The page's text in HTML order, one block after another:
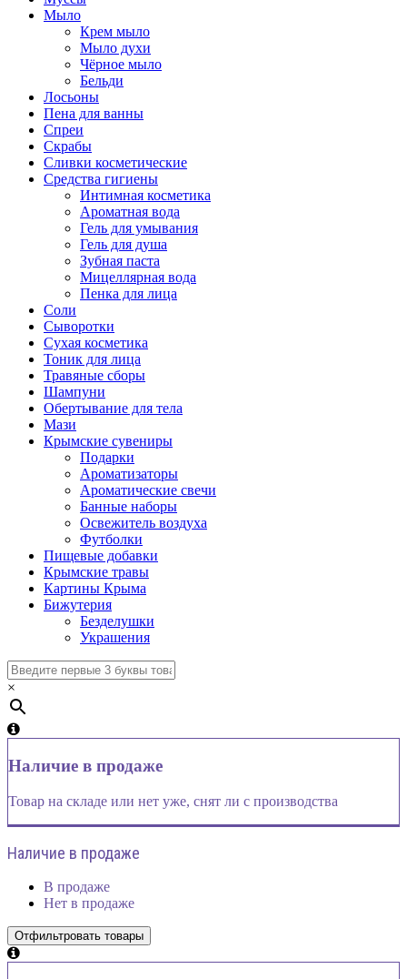
Мыло
Крем мыло
Мыло духи
Чёрное мыло
Бельди
Лосьоны
Пена для ванны
Спреи
Скрабы
Сливки косметические
Средства гигиены
Интимная косметика
Ароматная вода
Гель для умывания
Гель для душа
Зубная паста
Мицеллярная вода
Пенка для лица
Соли
Сыворотки
Сухая косметика
Тоник для лица
Травяные сборы
Шампуни
Обертывание для тела
Мази
Крымские сувениры
Подарки
Ароматизаторы
Ароматические свечи
Банные наборы
Освежитель воздуха
Футболки
Пищевые добавки
Крымские травы
Картины Крыма
Бижутерия
Безделушки
Украшения
×
Наличие в продаже
Товар на складе или нет уже, снят ли с производства
Наличие в продаже
В продаже
Нет в продаже